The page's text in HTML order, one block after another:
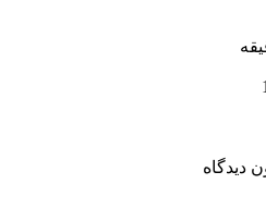
دیدگاه